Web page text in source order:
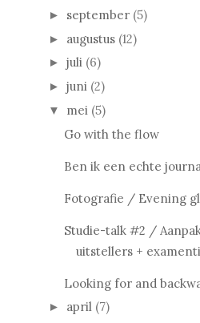
► september (5)
► augustus (12)
► juli (6)
► juni (2)
▼ mei (5)
Go with the flow
Ben ik een echte
Fotografie / Evening
Studie-talk #2 /
uitstellers +
Looking for and
► april (7)